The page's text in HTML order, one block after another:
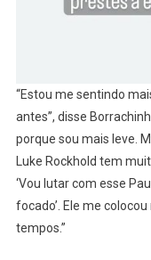
“Estou me sentindo
antes”, disse
porque sou mais leve.
Luke Rockhold tem
‘Vou lutar com esse
focado’. Ele me
tempos.”